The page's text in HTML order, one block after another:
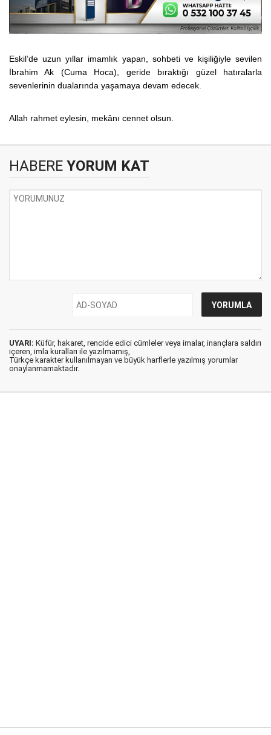
Eskil’de uzun yıllar imamlık yapan, sohbeti ve kişiliğiyle sevilen
İbrahim Ak (Cuma Hoca), geride bıraktığı güzel hatıralarla
sevenlerinin dualarında yaşamaya devam edecek.
Allah rahmet eylesin, mekânı cennet olsun.
HABERE YORUM KAT
UYARI: Küfür, hakaret, rencide edici cümleler veya imalar, inançlara saldırı
içeren, imla kuralları ile yazılmamış,
Türkçe karakter kullanılmayan ve büyük harflerle yazılmış yorumlar
onaylanmamaktadır.